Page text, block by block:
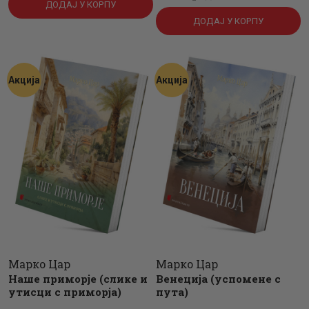
била:
0
0
рсд.
380.
0
рсд.
ДОДАЈ У КОРПУ
је
била:
550
0
0
рсд.
је:
420.
0
0
рсд.
ДОДАЈ У КОРПУ
Акција
Марко Цар
Наше приморје (слике и
утисци с приморја)
Акција
Марко Цар
Венеција (успомене с
пута)